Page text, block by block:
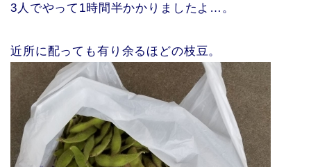
3人でやって1時間半かかりましたよ…。
近所に配っても有り余るほどの枝豆。